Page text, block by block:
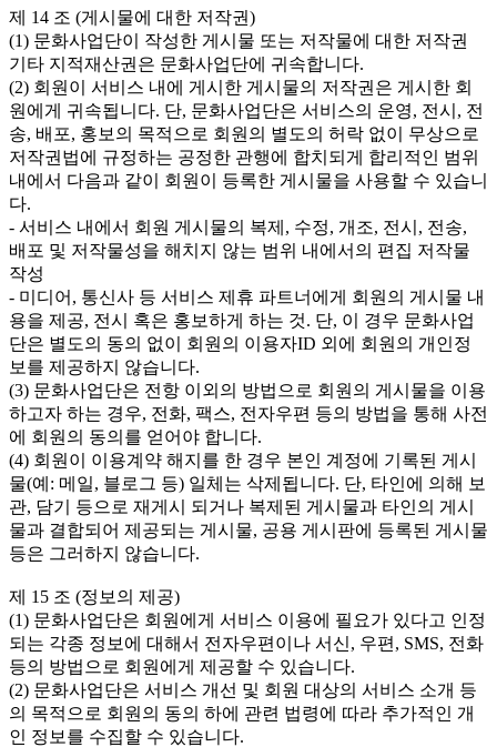
제 14 조 (게시물에 대한 저작권)
(1) 문화사업단이 작성한 게시물 또는 저작물에 대한 저작권
기타 지적재산권은 문화사업단에 귀속합니다.
(2) 회원이 서비스 내에 게시한 게시물의 저작권은 게시한 회
원에게 귀속됩니다. 단, 문화사업단은 서비스의 운영, 전시, 전
송, 배포, 홍보의 목적으로 회원의 별도의 허락 없이 무상으로
저작권법에 규정하는 공정한 관행에 합치되게 합리적인 범위
내에서 다음과 같이 회원이 등록한 게시물을 사용할 수 있습니
다.
- 서비스 내에서 회원 게시물의 복제, 수정, 개조, 전시, 전송,
배포 및 저작물성을 해치지 않는 범위 내에서의 편집 저작물
작성
- 미디어, 통신사 등 서비스 제휴 파트너에게 회원의 게시물 내
용을 제공, 전시 혹은 홍보하게 하는 것. 단, 이 경우 문화사업
단은 별도의 동의 없이 회원의 이용자ID 외에 회원의 개인정
보를 제공하지 않습니다.
(3) 문화사업단은 전항 이외의 방법으로 회원의 게시물을 이용
하고자 하는 경우, 전화, 팩스, 전자우편 등의 방법을 통해 사전
에 회원의 동의를 얻어야 합니다.
(4) 회원이 이용계약 해지를 한 경우 본인 계정에 기록된 게시
물(예: 메일, 블로그 등) 일체는 삭제됩니다. 단, 타인에 의해 보
관, 담기 등으로 재게시 되거나 복제된 게시물과 타인의 게시
물과 결합되어 제공되는 게시물, 공용 게시판에 등록된 게시물
등은 그러하지 않습니다.
제 15 조 (정보의 제공)
(1) 문화사업단은 회원에게 서비스 이용에 필요가 있다고 인정
되는 각종 정보에 대해서 전자우편이나 서신, 우편, SMS, 전화
등의 방법으로 회원에게 제공할 수 있습니다.
(2) 문화사업단은 서비스 개선 및 회원 대상의 서비스 소개 등
의 목적으로 회원의 동의 하에 관련 법령에 따라 추가적인 개
인 정보를 수집할 수 있습니다.